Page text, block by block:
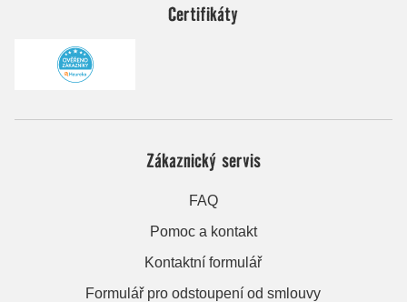
Certifikáty
Zákaznický servis
FAQ
Pomoc a kontakt
Kontaktní formulář
Formulář pro odstoupení od smlouvy